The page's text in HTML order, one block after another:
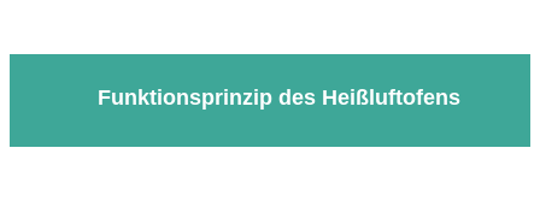
Funktionsprinzip des Heißluftofens